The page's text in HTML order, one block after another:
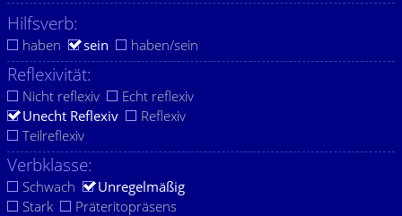
Hilfsverb:
haben sein haben/sein
Reflexivität:
Nicht reflexiv
Echt reflexiv
Unecht Reflexiv
Reflexiv
Teilreflexiv
Verbklasse:
Schwach
Unregelmäßig
Stark
Präteritopräsens